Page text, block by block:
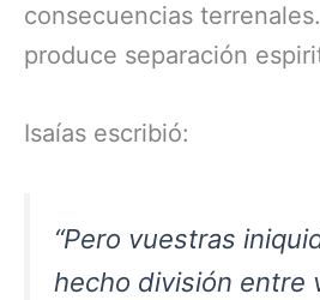
consecuencias
produce separación
Isaías escribió:
“Pero vuestras
hecho división entre